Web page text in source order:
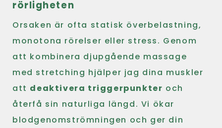
rörligheten
Orsaken är ofta statisk överbelastning,
monotona rörelser eller stress. Genom
att kombinera djupgående massage
med stretching hjälper jag dina muskler
att deaktivera triggerpunkter och
återfå sin naturliga längd. Vi ökar
blodgenomströmningen och ger din